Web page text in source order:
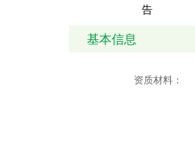
告
基本信息
资质材料：